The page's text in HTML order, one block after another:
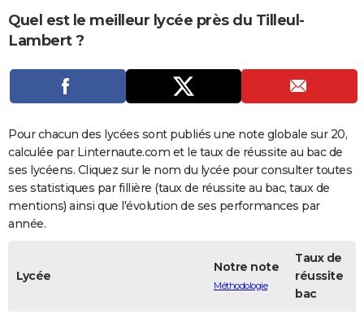
Carte de Noël
Carte Bonne année
Carte Saint-Valentin
Carte Pâques
Carte d'anniversaire
DICTIONNAIRE
Dictionnaire
Biographies
Citations
Expressions
Proverbes
PROGRAMME TV
S'inscrire
Se connecter
Lycées
Collèges
Primaires
Universités
Entreprises
Service militaire
Avis de recherche
AVIS DE DÉCÈS
FORUM
Bricolage
Lifestyle
Culture
Sport
Auto
Television
Voyage
Cinema
Quel est le meilleur lycée près du Tilleul-
Lambert ?
Pour chacun des lycées sont publiés une note globale sur 20,
calculée par Linternaute.com et le taux de réussite au bac de
ses lycéens. Cliquez sur le nom du lycée pour consulter toutes
ses statistiques par fillière (taux de réussite au bac, taux de
mentions) ainsi que l'évolution de ses performances par
année.
Lycée
Notre note
Méthodologie
Taux de
réussite
bac